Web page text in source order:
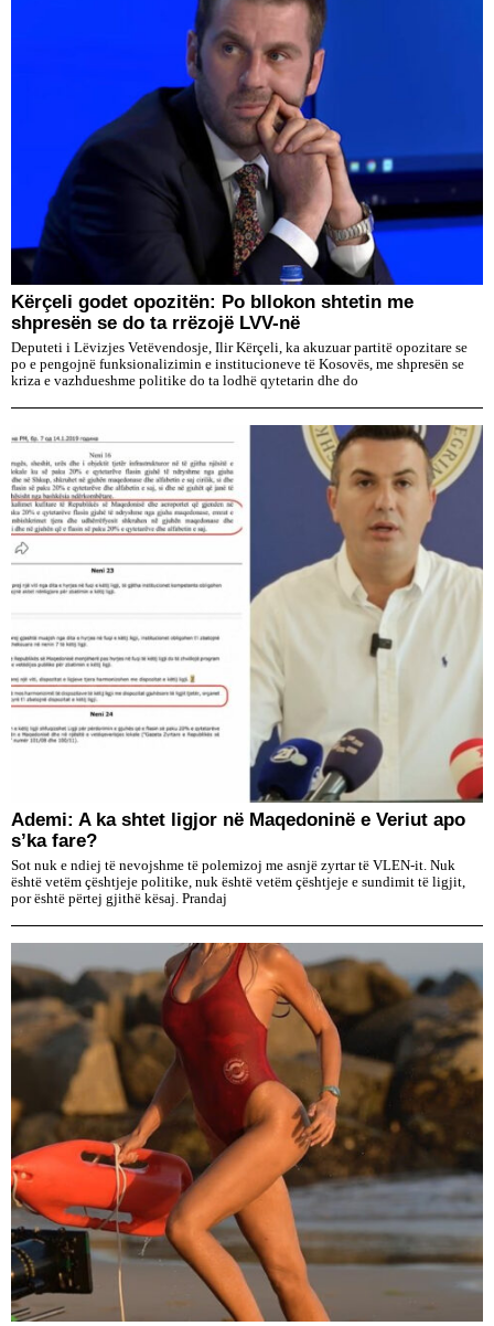
Kërçeli godet opozitën: Po bllokon shtetin me
shpresën se do ta rrëzojë LVV-në
Deputeti i Lëvizjes Vetëvendosje, Ilir Kërçeli, ka akuzuar partitë opozitare se
po e pengojnë funksionalizimin e institucioneve të Kosovës, me shpresën se
kriza e vazhdueshme politike do ta lodhë qytetarin dhe do
Ademi: A ka shtet ligjor në Maqedoninë e Veriut apo
s’ka fare?
Sot nuk e ndiej të nevojshme të polemizoj me asnjë zyrtar të VLEN-it. Nuk
është vetëm çështjeje politike, nuk është vetëm çështjeje e sundimit të ligjit,
por është përtej gjithë kësaj. Prandaj